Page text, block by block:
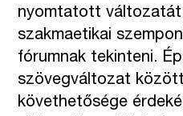
nyomtatott
szakmaetikai
fórumnak tekinteni.
szövegváltozat
követhetősége